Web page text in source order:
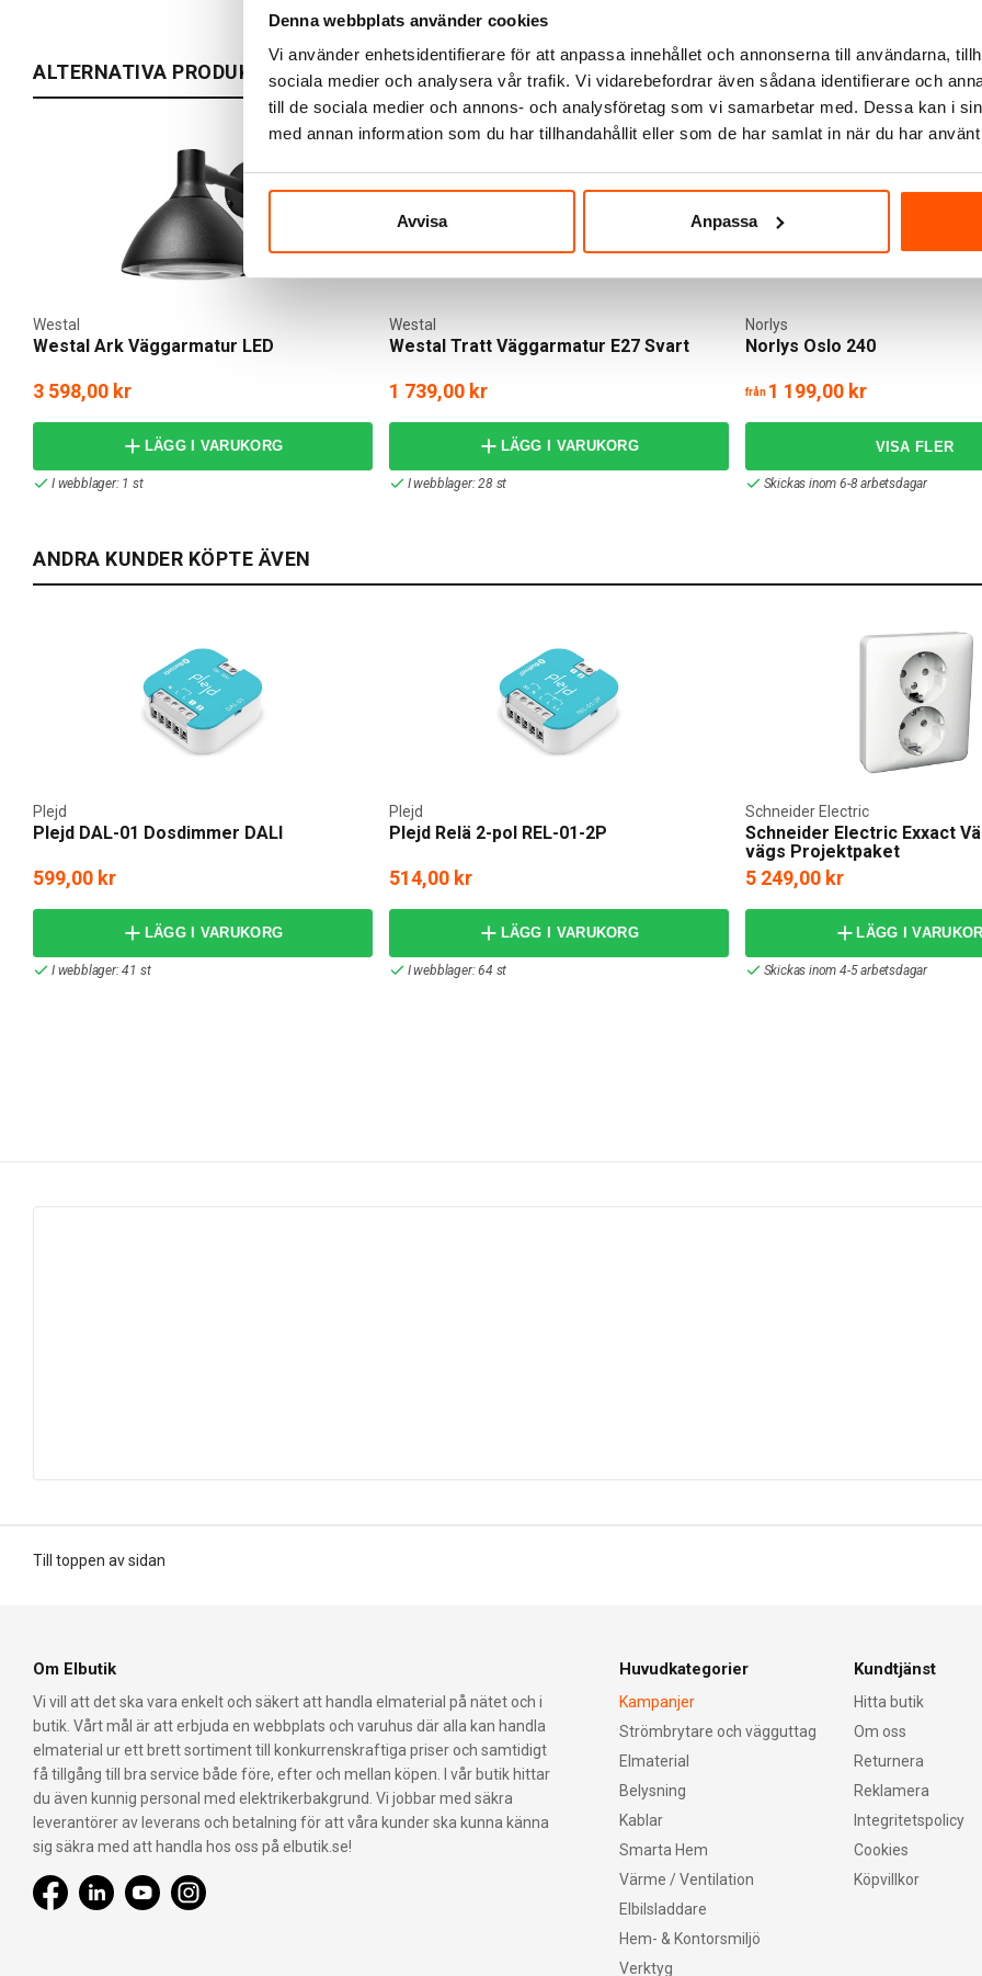
Denna webbplats använder cookies
Vi använder enhetsidentifierare för att anpassa innehållet och annonserna till användarna,
sociala medier och analysera vår trafik. Vi vidarebefordrar även sådana identifierare och
till de sociala medier och annons- och analysföretag som vi samarbetar med. Dessa kan i
med annan information som du har tillhandahållit eller som de har samlat in när du har
Avvisa Anpassa
ALTERNATIVA PRODUKTER
Westal Ark Väggarmatur LED
Westal
3 598,00 kr
LÄGG I VARUKORG
I webblager: 1 st
Westal Tratt Väggarmatur E27 Svart
Westal
1 739,00 kr
LÄGG I VARUKORG
I webblager: 28 st
Norlys Oslo 240
Norlys
från 1 199,00 kr
Skickas inom 6-8 arbetsdagar
ANDRA KUNDER KÖPTE ÄVEN
Plejd DAL-01 Dosdimmer DALI
Plejd
599,00 kr
LÄGG I VARUKORG
I webblager: 41 st
Plejd Relä 2-pol REL-01-2P
Plejd
514,00 kr
LÄGG I VARUKORG
I webblager: 64 st
Schneider Electric Exxact
vägs Projektpaket
Schneider Electric
5 249,00 kr
LÄGG I
Skickas inom 4-5 arbetsdagar
Till toppen av sidan
Om Elbutik
Vi vill att det ska vara enkelt och säkert att handla elmaterial på nätet och i
butik. Vårt mål är att erbjuda en webbplats och varuhus där alla kan handla
elmaterial ur ett brett sortiment till konkurrenskraftiga priser och samtidigt
få tillgång till bra service både före, efter och mellan köpen. I vår butik hittar
du även kunnig personal med elektrikerbakgrund. Vi jobbar med säkra
leverantörer av leverans och betalning för att våra kunder ska kunna känna
sig säkra med att handla hos oss på elbutik.se!
Huvudkategorier
Kampanjer
Strömbrytare och vägguttag
Elmaterial
Belysning
Kablar
Smarta Hem
Värme / Ventilation
Elbilsladdare
Hem- & Kontorsmiljö
Verktyg
Kundtjänst
Hitta butik
Om oss
Returnera
Reklamera
Integritetspolicy
Cookies
Köpvillkor